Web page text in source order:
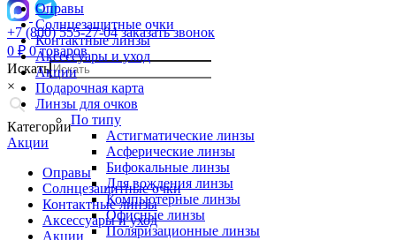
+7 (800) 555-27-04 заказать звонок
0 ₽ 0 товаров
Искать
×
Категории
Акции
Оправы
Солнцезащитные очки
Контактные линзы
Аксессуары и уход
Акции
Оправы
Солнцезащитные очки
Контактные линзы
Аксессуары и уход
Акции
Подарочная карта
Линзы для очков
По типу
Астигматические линзы
Асферические линзы
Бифокальные линзы
Для вождения линзы
Компьютерные линзы
Офисные линзы
Поляризационные линзы